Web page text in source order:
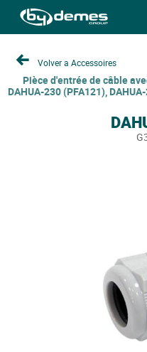
Volver a Accessoires
Pièce d'entrée de câble
DAHUA-230 (PFA121),